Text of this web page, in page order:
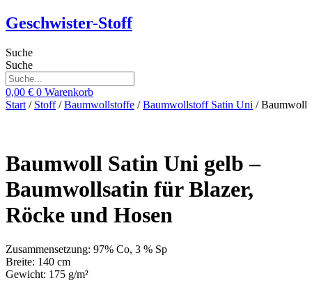
Zum
Inhalt
Geschwister-Stoff
Suche
Suche
0,00 € 0 Warenkorb
Start / Stoff/Baumwollstoffe /Baumwollstoff Satin Uni / Baumwoll
Baumwoll Satin Uni gelb –
Baumwollsatin für Blazer,
Röcke und Hosen
Zusammensetzung: 97% Co, 3 % Sp
Breite: 140 cm
Gewicht: 175 g/m²